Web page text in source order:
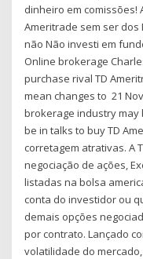
dinheiro em comissões!
Ameritrade sem ser dos
não Não investi em
Online brokerage
purchase rival TD
mean changes to 21
brokerage industry may
be in talks to buy TD
corretagem atrativas. A
negociação de ações,
listadas na bolsa
conta do investidor ou
demais opções
por contrato. Lançado
volatilidade do